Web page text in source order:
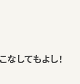
してもよし！